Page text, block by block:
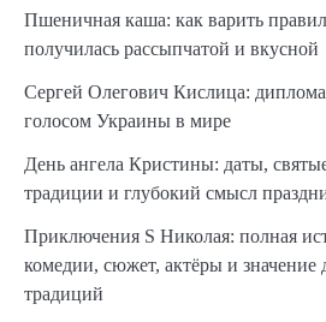
Пшеничная каша: как варить
получилась рассыпчатой и вкусной
Сергей Олегович Кислица:
голосом Украины в мире
День ангела Кристины: даты,
традиции и глубокий смысл
Приключения S Николая: полная
комедии, сюжет, актёры и значение
традиций